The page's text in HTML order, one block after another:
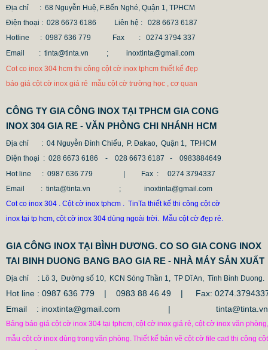
Địa chỉ : 68 Nguyễn Huệ, F.Bến Nghé, Quận 1, TPHCM
Điện thoại : 028 6673 6186
Liên hệ : 028 6673 6187
Hotline : 0987 636 779 Fax
: 0274 3794 337
Email : tinta@tinta.vn ;
inoxtinta@gmail.com
Cot co inox 304 hcm thi công cột cờ inox tphcm thiết kế đẹp
báo giá cột cờ inox giá rẻ mẫu cột cờ trường học , cơ quan
CÔNG TY GIA CÔNG INOX TẠI TPHCM GIA CONG
INOX 304 GIA RE - VĂN PHÒNG CHI NHÁNH HCM
Địa chỉ
: 04 Nguyễn Đình Chiểu, P. Đakao, Quận 1, TP.HCM
Điện thoại : 028 6673 6186 - 028 6673 6187 -
0983884649
Hot line
: 0987 636 779 | Fax :
0274 3794337
Email
: tinta@tinta.vn ; inoxtinta@gmail.com
Cot co inox 304 . Cột cờ inox tphcm . TinTa thiết kế thi công cột cờ
inox tại tp hcm, cột cờ inox 304 dùng ngoài trời. Mẫu cột cờ đẹp rẻ.
GIA CÔNG INOX TẠI BÌNH DƯƠNG. CO SO GIA CONG INOX
TAI BINH DUONG BANG BAO GIA RE - NHÀ MÁY SẢN XUẤT
Địa chỉ : Lô 3, Đường số 10, KCN Sóng Thần 1, TP Dĩ An, Tỉnh Bình Duong.
Hot line : 0987 636 779 | 0983 88 46 49 |
Fax:
Email : inoxtinta@gmail.com | tinta@tinta.vn
Bảng báo giá cột cờ inox 304 tại tphcm, cột cờ inox giá rẻ, cột cờ inox văn phòng,
mẫu cột cờ inox dùng trong văn phòng.Thiết kế bản vẽ cột cờ file cad thi công cột